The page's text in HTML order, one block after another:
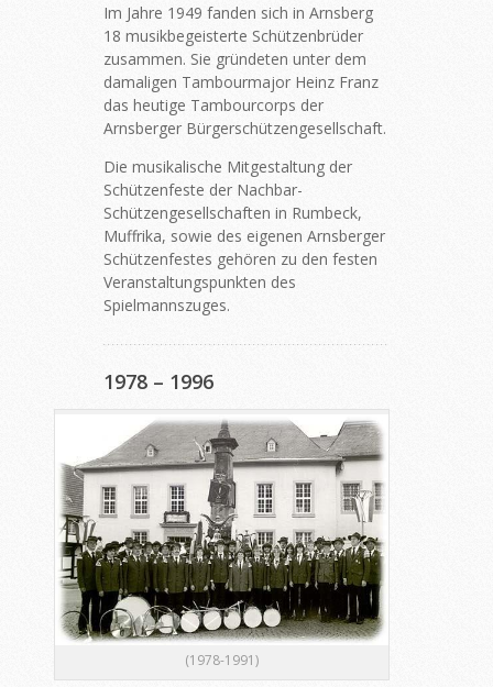
Im Jahre 1949 fanden sich in Arnsberg
18 musikbegeisterte Schützenbrüder
zusammen. Sie gründeten unter dem
damaligen Tambourmajor Heinz Franz
das heutige Tambourcorps der
Arnsberger Bürgerschützengesellschaft.
Die musikalische Mitgestaltung der
Schützenfeste der Nachbar-
Schützengesellschaften in Rumbeck,
Muffrika, sowie des eigenen Arnsberger
Schützenfestes gehören zu den festen
Veranstaltungspunkten des
Spielmannszuges.
1978 – 1996
(1978-1991)